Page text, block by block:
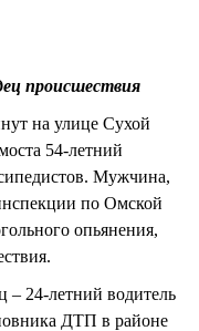
происшествия
на улице Сухой
54-летний
Мужчина,
по Омской
опьянения,
– 24-летний водитель
ДТП в районе